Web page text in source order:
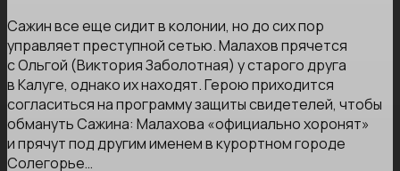
Сажин все еще сидит в колонии, но до сих пор
управляет преступной сетью. Малахов прячется
с Ольгой (Виктория Заболотная) у старого друга
в Калуге, однако их находят. Герою приходится
согласиться на программу защиты свидетелей, чтобы
обмануть Сажина: Малахова «официально хоронят»
и прячут под другим именем в курортном городе
Солегорье…